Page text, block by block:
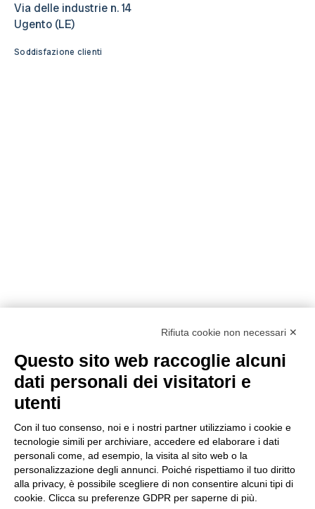
Via delle industrie n. 14
Ugento (LE)
Soddisfazione clienti
Metodi di pagamento
Condizioni di vendita
Privacy Policy
Rifiuta cookie non necessari ✕
Questo sito web raccoglie alcuni
dati personali dei visitatori e
utenti
Con il tuo consenso, noi e i nostri partner utilizziamo i cookie e
tecnologie simili per archiviare, accedere ed elaborare i dati
personali come, ad esempio, la visita al sito web o la
personalizzazione degli annunci. Poiché rispettiamo il tuo diritto
alla privacy, è possibile scegliere di non consentire alcuni tipi di
cookie. Clicca su preferenze GDPR per saperne di più.